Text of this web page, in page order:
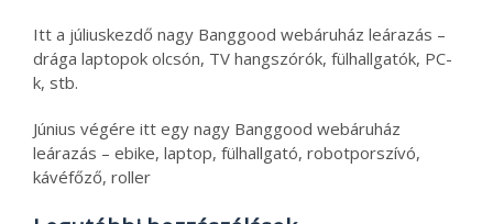
Itt a júliuskezdő nagy Banggood webáruház leárazás –
drága laptopok olcsón, TV hangszórók, fülhallgatók, PC-
k, stb.
Június végére itt egy nagy Banggood webáruház
leárazás – ebike, laptop, fülhallgató, robotporszívó,
kávéfőző, roller